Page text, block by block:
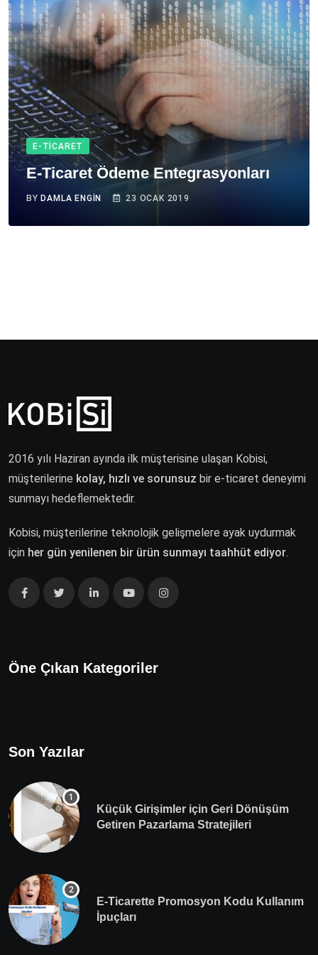
E-TICARET
E-Ticaret Ödeme Entegrasyonları
BY DAMLA ENGIN 23 OCAK 2019
2016 yılı Haziran ayında ilk müşterisine ulaşan Kobisi,
müşterilerine kolay, hızlı ve sorunsuz bir e-ticaret deneyimi
sunmayı hedeflemektedir.
Kobisi, müşterilerine teknolojik gelişmelere ayak uydurmak
için her gün yenilenen bir ürün sunmayı taahhüt ediyor.
Öne Çıkan Kategoriler
Son Yazılar
Küçük Girişimler için Geri Dönüşüm
Getiren Pazarlama Stratejileri
E-Ticarette Promosyon Kodu Kullanım
İpuçları